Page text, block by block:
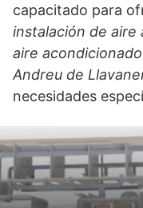
capacitado para
instalación de aire
aire
Andreu de
necesidades